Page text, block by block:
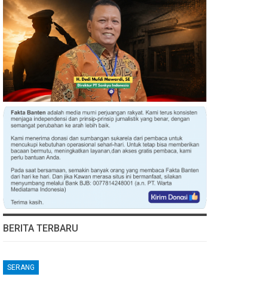
BERITA TERBARU
SERANG